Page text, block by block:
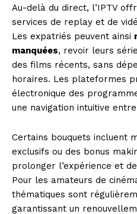
Au-delà du direct, l’IPTV
services de replay et de
Les expatriés peuvent ainsi
manquées, revoir leurs
des films récents, sans
horaires. Les plateformes
électronique des
une navigation intuitive
Certains bouquets incluent
exclusifs ou des bonus
prolonger l’expérience et
Pour les amateurs de
thématiques sont
garantissant un